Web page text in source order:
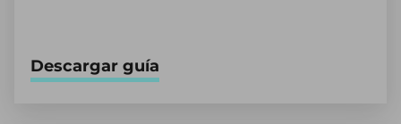
Descargar guía